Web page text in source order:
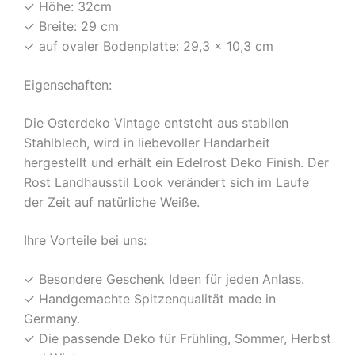
✓ Höhe: 32cm
✓ Breite: 29 cm
✓ auf ovaler Bodenplatte: 29,3 x 10,3 cm
Eigenschaften:
Die Osterdeko Vintage entsteht aus stabilen
Stahlblech, wird in liebevoller Handarbeit
hergestellt und erhält ein Edelrost Deko Finish. Der
Rost Landhausstil Look verändert sich im Laufe
der Zeit auf natürliche Weiße.
Ihre Vorteile bei uns:
✓ Besondere Geschenk Ideen für jeden Anlass.
✓ Handgemachte Spitzenqualität made in
Germany.
✓ Die passende Deko für Frühling, Sommer, Herbst